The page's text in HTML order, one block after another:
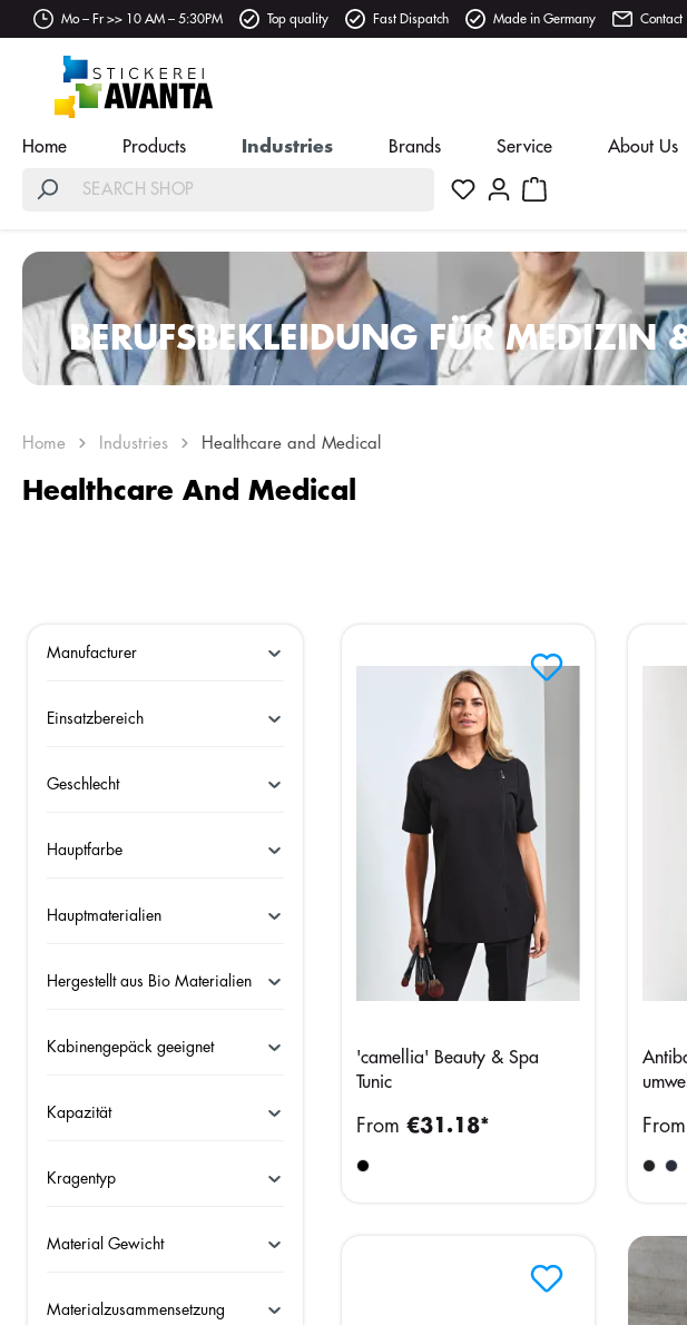
Mo – Fr >> 10 AM – 5:30PM Top quality Fast Dispatch Made in Germany Contact
Home Products Industries Brands Service About Us
BERUFSBEKLEIDUNG FÜR MEDIZIN
Home Industries Healthcare and Medical
Healthcare And Medical
Manufacturer
Einsatzbereich
Geschlecht
Hauptfarbe
Hauptmaterialien
Hergestellt aus Bio Materialien
Kabinengepäck geeignet
Kapazität
Kragentyp
Material Gewicht
Materialzusammensetzung
'camellia' Beauty & Spa
Tunic
From €31.18* From